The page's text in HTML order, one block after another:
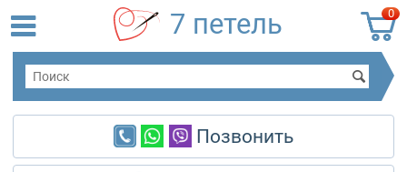
0
7 петель
Позвонить